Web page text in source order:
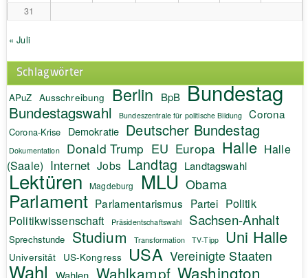
31
« Juli
Schlagwörter
APuZ Ausschreibung Berlin BpB Bundestag
Bundestagswahl Bundeszentrale für politische Bildung Corona
Corona-Krise Demokratie Deutscher Bundestag
Dokumentation Donald Trump EU Europa Halle Halle
(Saale) Internet Jobs Landtag Landtagswahl
Lektüren Magdeburg MLU Obama
Parlament Parlamentarismus Partei Politik
Politikwissenschaft Präsidentschaftswahl Sachsen-Anhalt
Sprechstunde Studium Transformation TV-Tipp Uni Halle
Universität US-Kongress USA Vereinigte Staaten
Wahl Wahlkampf Washington